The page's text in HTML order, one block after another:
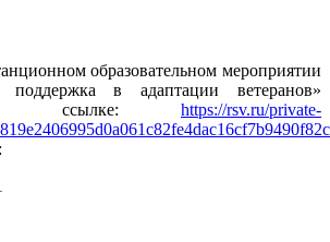
образовательном мероприятии
в адаптации ветеранов»
по ссылке: https://rsv.ru/private-